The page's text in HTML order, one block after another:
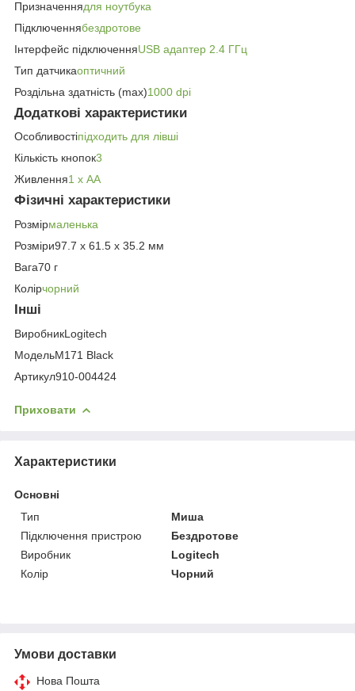
Призначеннядля ноутбука
Підключеннябездротове
Інтерфейс підключенняUSB адаптер 2.4 ГГц
Тип датчикаоптичний
Роздільна здатність (max)1000 dpi
Додаткові характеристики
Особливостіпідходить для лівші
Кількість кнопок3
Живлення1 х AA
Фізичні характеристики
Розмірмаленька
Розміри97.7 x 61.5 x 35.2 мм
Вага70 г
Колірчорний
Інші
ВиробникLogitech
МодельM171 Black
Артикул910-004424
Приховати
Характеристики
Основні
Тип
Миша
Підключення пристрою
Бездротове
Виробник
Logitech
Колір
Чорний
Умови доставки
Нова Пошта